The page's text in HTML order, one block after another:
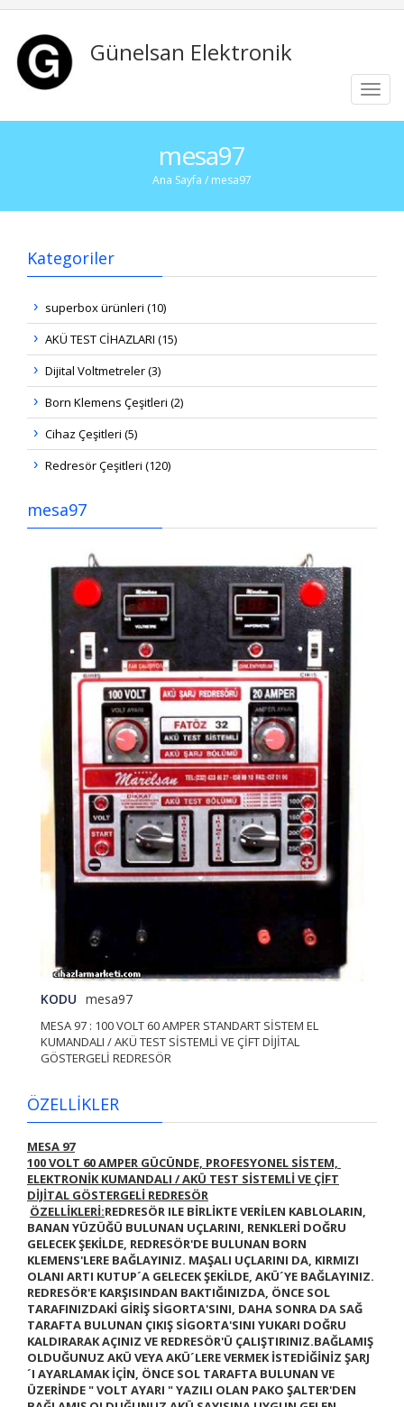
Günelsan Elektronik
mesa97
Ana Sayfa / mesa97
Kategoriler
superbox ürünleri (10)
AKÜ TEST CİHAZLARI (15)
Dijital Voltmetreler (3)
Born Klemens Çeşitleri (2)
Cihaz Çeşitleri (5)
Redresör Çeşitleri (120)
mesa97
KODU mesa97
MESA 97 : 100 VOLT 60 AMPER STANDART SİSTEM EL
KUMANDALI / AKÜ TEST SİSTEMLİ VE ÇİFT DİJİTAL
GÖSTERGELİ REDRESÖR
ÖZELLİKLER
MESA 97
100 VOLT 60 AMPER GÜCÜNDE, PROFESYONEL SİSTEM,
ELEKTRONİK KUMANDALI / AKÜ TEST SİSTEMLİ VE ÇİFT
DİJİTAL GÖSTERGELİ REDRESÖR
ÖZELLİKLERİ:REDRESÖR ILE BİRLİKTE VERİLEN KABLOLARIN,
BANAN YÜZÜĞÜ BULUNAN UÇLARINI, RENKLERİ DOĞRU
GELECEK ŞEKİLDE, REDRESÖR'DE BULUNAN BORN
KLEMENS'LERE BAĞLAYINIZ. MAŞALI UÇLARINI DA, KIRMIZI
OLANI ARTI KUTUP´A GELECEK ŞEKİLDE, AKÜ´YE BAĞLAYINIZ.
REDRESÖR'E KARŞISINDAN BAKTIĞINIZDA, ÖNCE SOL
TARAFINIZDAKİ GİRİŞ SİGORTA'SINI, DAHA SONRA DA SAĞ
TARAFTA BULUNAN ÇIKIŞ SİGORTA'SINI YUKARI DOĞRU
KALDIRARAK AÇINIZ VE REDRESÖR'Ü ÇALIŞTIRINIZ.BAĞLAMIŞ
OLDUĞUNUZ AKÜ VEYA AKÜ´LERE VERMEK İSTEDİĞİNİZ ŞARJ
´I AYARLAMAK İÇİN, ÖNCE SOL TARAFTA BULUNAN VE
ÜZERİNDE" VOLT AYARI "YAZILI OLAN PAKO ŞALTER'DEN